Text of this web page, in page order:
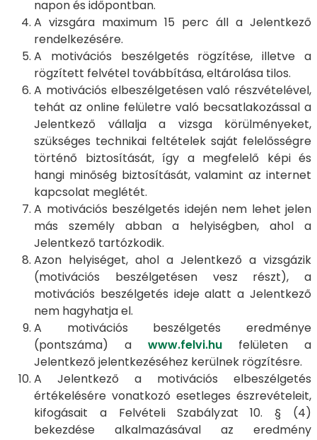
napon és időpontban.
A vizsgára maximum 15 perc áll a Jelentkező
rendelkezésére.
A motivációs beszélgetés rögzítése, illetve a
rögzített felvétel továbbítása, eltárolása tilos.
A motivációs elbeszélgetésen való részvételével,
tehát az online felületre való becsatlakozással a
Jelentkező vállalja a vizsga körülményeket,
szükséges technikai feltételek saját felelősségre
történő biztosítását, így a megfelelő képi és
hangi minőség biztosítását, valamint az internet
kapcsolat meglétét.
A motivációs beszélgetés idején nem lehet jelen
más személy abban a helyiségben, ahol a
Jelentkező tartózkodik.
Azon helyiséget, ahol a Jelentkező a vizsgázik
(motivációs beszélgetésen vesz részt), a
motivációs beszélgetés ideje alatt a Jelentkező
nem hagyhatja el.
A motivációs beszélgetés eredménye
(pontszáma) a www.felvi.hu felületen a
Jelentkező jelentkezéséhez kerülnek rögzítésre.
A Jelentkező a motivációs elbeszélgetés
értékelésére vonatkozó esetleges észrevételeit,
kifogásait a Felvételi Szabályzat 10. § (4)
bekezdése alkalmazásával az eredmény